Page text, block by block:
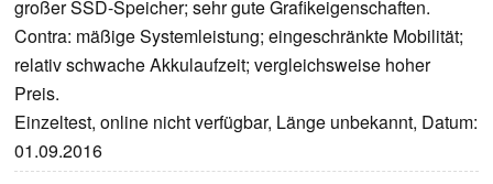
großer SSD-Speicher; sehr gute Grafikeigenschaften.
Contra: mäßige Systemleistung; eingeschränkte Mobilität;
relativ schwache Akkulaufzeit; vergleichsweise hoher
Preis.
Einzeltest, online nicht verfügbar, Länge unbekannt, Datum:
01.09.2016